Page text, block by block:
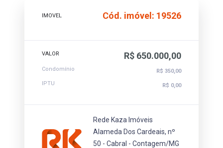
IMOVEL Cód. imóvel: 19526
VALOR R$ 650.000,00
Condomínio
R$ 350,00
IPTU
R$ 0,00
Rede Kaza Imóveis
Alameda Dos Cardeais, nº
50 - Cabral - Contagem/MG